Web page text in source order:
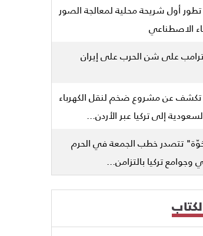
تطور أول شريحة محلية لمعالجة الصور
الاصطناعي
على شن الحرب على إيران
تكشف عن مشروع ضخم لنقل الكهرباء
إلى تركيا عبر الأردن...
تتصدر خطب الجمعة في الحرم
وجوامع تركيا بالتزامن...